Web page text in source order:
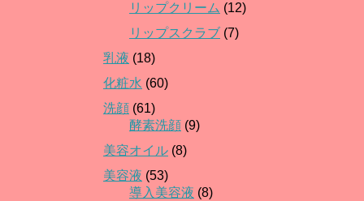
リップクリーム (12)
リップスクラブ (7)
乳液 (18)
化粧水 (60)
洗顔 (61)
酵素洗顔 (9)
美容オイル (8)
美容液 (53)
導入美容液 (8)